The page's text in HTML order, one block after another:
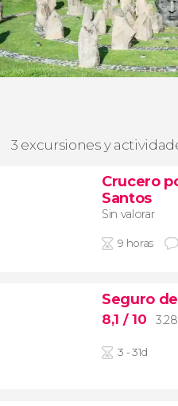
3 excursiones y
Crucero
Santos
Sin valorar
9 horas
Seguro
8,1 / 10
3 - 31d